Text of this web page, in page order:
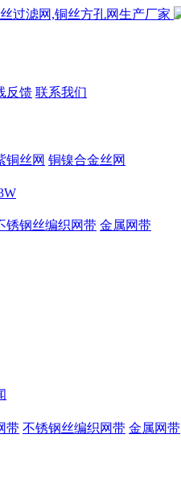
反馈 联系我们
铜丝网 铜镍合金丝网
锈钢丝编织网带 金属网带
带 不锈钢丝编织网带 金属网带